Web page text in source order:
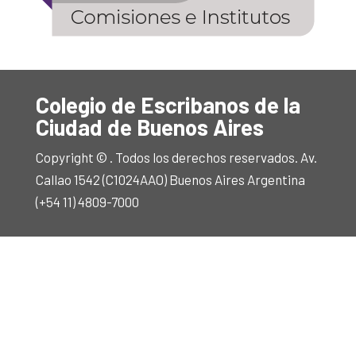
Colegio de Escribanos de la
Ciudad de Buenos Aires
Copyright © . Todos los derechos reservados. Av.
Callao 1542 (C1024AAO) Buenos Aires Argentina
(+54 11) 4809-7000